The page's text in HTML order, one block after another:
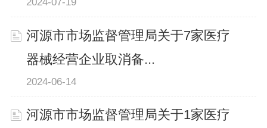
2024-07-19
河源市市场监督管理局关于7家医疗
器械经营企业取消备...
2024-06-14
河源市市场监督管理局关于1家医疗